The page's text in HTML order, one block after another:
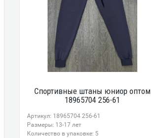
Спортивные штаны юниор оптом
18965704 256-61
Артикул: 18965704 256-61
Размеры: 13-17 лет
Количество в упаковке: 5